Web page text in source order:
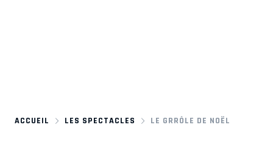
ACCUEIL LES SPECTACLES LE GRRÔLE DE NOËL